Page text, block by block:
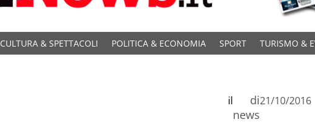
CULTURA & SPETTACOLI POLITICA & ECONOMIA SPORT TURISMO &
di
news
il 21/10/2016